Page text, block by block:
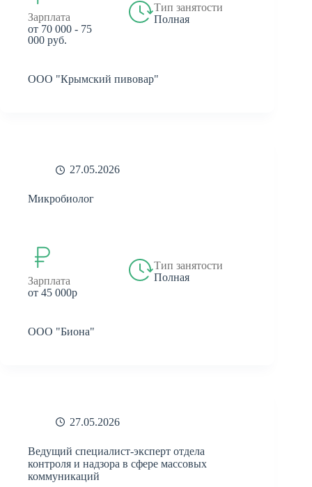
Зарплата
от 70 000 - 75
000 руб.
Тип занятости
Полная
ООО "Крымский пивовар"
27.05.2026
Микробиолог
Зарплата
от 45 000р
Тип занятости
Полная
ООО "Биона"
27.05.2026
Ведущий специалист-эксперт отдела
контроля и надзора в сфере массовых
коммуникаций